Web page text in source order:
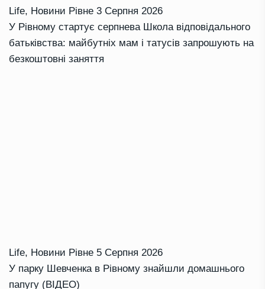
Life, Новини Рівне 3 Серпня 2026
У Рівному стартує серпнева Школа відповідального
батьківства: майбутніх мам і татусів запрошують на
безкоштовні заняття
Life, Новини Рівне 5 Серпня 2026
У парку Шевченка в Рівному знайшли домашнього
папугу (ВІДЕО)